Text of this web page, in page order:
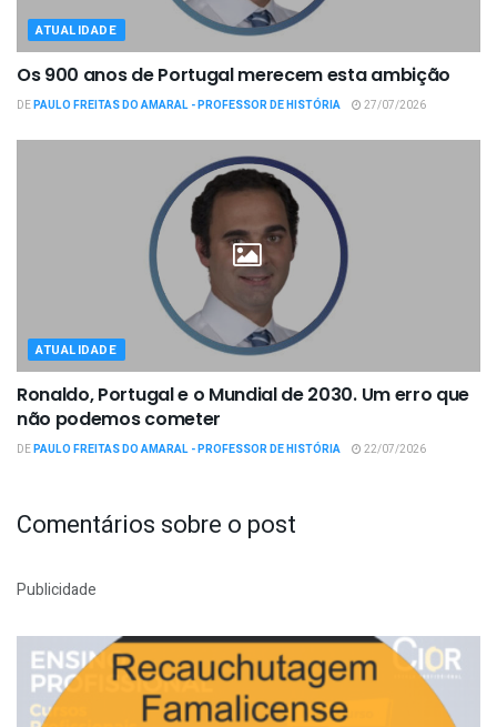
ATUALIDADE
Os 900 anos de Portugal merecem esta ambição
DEPAULO FREITAS DO AMARAL - PROFESSOR DE HISTÓRIA 27/07/2026
ATUALIDADE
Ronaldo, Portugal e o Mundial de 2030. Um erro que
não podemos cometer
DEPAULO FREITAS DO AMARAL - PROFESSOR DE HISTÓRIA 22/07/2026
Comentários sobre o post
Publicidade